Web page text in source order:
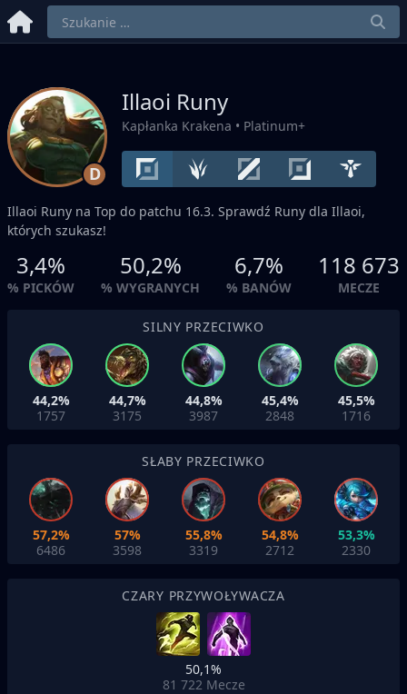
D
Illaoi Runy
Kapłanka Krakena • Platinum+
Illaoi Runy na Top do patchu 16.3. Sprawdź Runy dla Illaoi,
których szukasz!
3,4%
% PICKÓW
50,2%
% WYGRANYCH
6,7%
% BANÓW
118 673
MECZE
SILNY PRZECIWKO
44,2%
1757
44,7%
3175
44,8%
3987
45,4%
2848
45,5%
1716
SŁABY PRZECIWKO
57,2%
6486
57%
3598
55,8%
3319
54,8%
2712
53,3%
2330
CZARY PRZYWOŁYWACZA
50,1%
81 722 Mecze